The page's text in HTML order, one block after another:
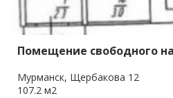
Помещение свободного
Мурманск, Щербакова 12
107.2 м2